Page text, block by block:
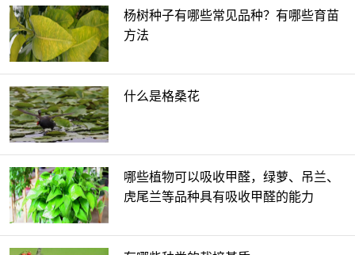
杨树种子有哪些常见品种？有哪些育苗
方法
什么是格桑花
哪些植物可以吸收甲醛，绿萝、吊兰、
虎尾兰等品种具有吸收甲醛的能力